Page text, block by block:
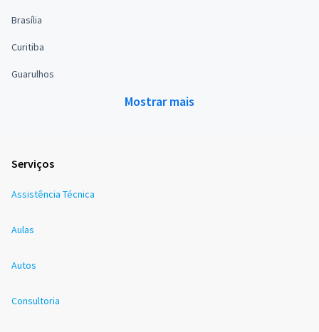
Brasília
Curitiba
Guarulhos
Mostrar mais
Serviços
Assistência Técnica
Aulas
Autos
Consultoria